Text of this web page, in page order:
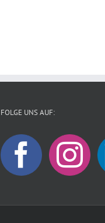
FOLGE UNS AUF: